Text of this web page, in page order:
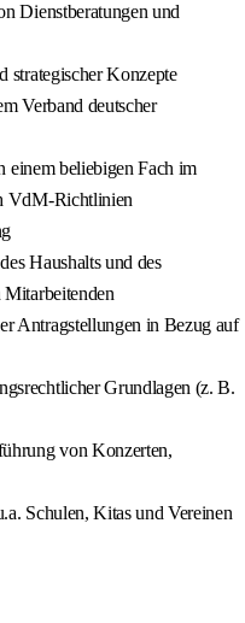
Dienstberatungen und
strategischer Konzepte
Verband deutscher
einem beliebigen Fach im
VdM-Richtlinien
Haushalts und des
Mitarbeitenden
Antragstellungen in Bezug auf
Grundlagen (z. B.
von Konzerten,
Schulen, Kitas und Vereinen